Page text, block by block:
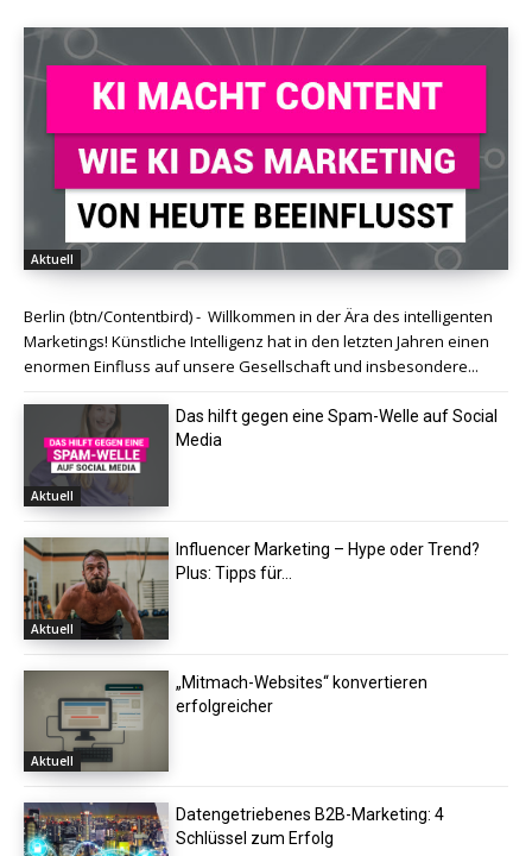
Aktuell
Berlin (btn/Contentbird) - Willkommen in der Ära des intelligenten
Marketings! Künstliche Intelligenz hat in den letzten Jahren einen
enormen Einfluss auf unsere Gesellschaft und insbesondere...
Aktuell
Das hilft gegen eine Spam-Welle auf Social
Media
Aktuell
Influencer Marketing – Hype oder Trend?
Plus: Tipps für...
Aktuell
„Mitmach-Websites“ konvertieren
erfolgreicher
Datengetriebenes B2B-Marketing: 4
Schlüssel zum Erfolg